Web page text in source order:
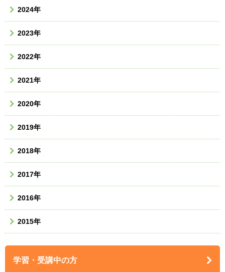
2024年
2023年
2022年
2021年
2020年
2019年
2018年
2017年
2016年
2015年
学習・受講中の方